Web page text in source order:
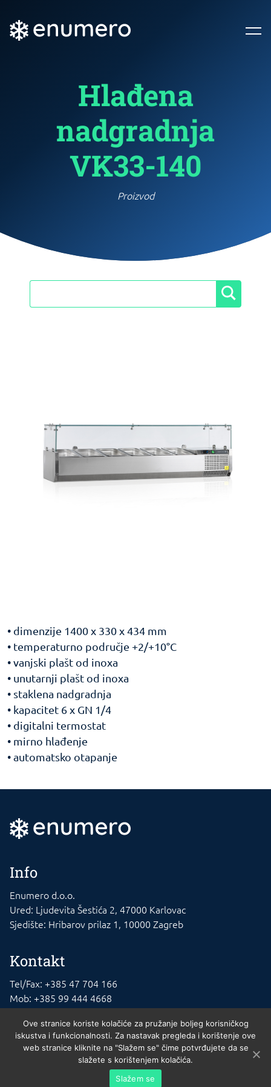
Hlađena
nadgradnja
VK33-140
Proizvod
• dimenzije 1400 x 330 x 434 mm
• temperaturno područje +2/+10°C
• vanjski plašt od inoxa
• unutarnji plašt od inoxa
• staklena nadgradnja
• kapacitet 6 x GN 1/4
• digitalni termostat
• mirno hlađenje
• automatsko otapanje
Info
Enumero d.o.o.
Ured: Ljudevita Šestića 2, 47000 Karlovac
Sjedište: Hribarov prilaz 1, 10000 Zagreb
Kontakt
Tel/Fax: +385 47 704 166
Mob: +385 99 444 4668
E-mail: info@rashladna-oprema.com
Enumero d.o.o. © 2023. , 10010 Zagreb. MBS 02140721. Trgovački sud u
Zagrebu. Temeljni kapital: 20.000kn uplaćen u cijelosti. Osnivač Nikola Mikša
Ove stranice koriste kolačiće za pružanje boljeg korisničkog
iskustva i funkcionalnosti. Za nastavak pregleda i korištenje ove
web stranice kliknite na "Slažem se" čime potvrđujete da se
slažete s korištenjem kolačića.
Slažem se